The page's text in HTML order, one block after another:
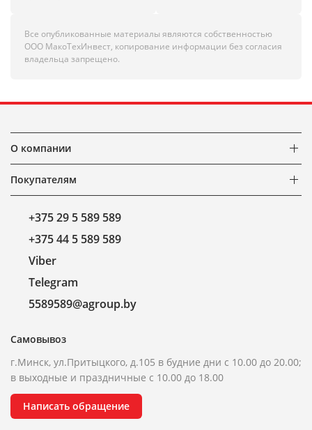
Все опубликованные материалы являются собственностью
ООО МакоТехИнвест, копирование информации без согласия
владельца запрещено.
О компании
Покупателям
+375 29 5 589 589
+375 44 5 589 589
Viber
Telegram
5589589@agroup.by
Самовывоз
г.Минск, ул.Притыцкого, д.105 в будние дни с 10.00 до 20.00;
в выходные и праздничные с 10.00 до 18.00
Написать обращение